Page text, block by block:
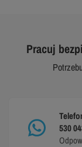
Pracuj
530